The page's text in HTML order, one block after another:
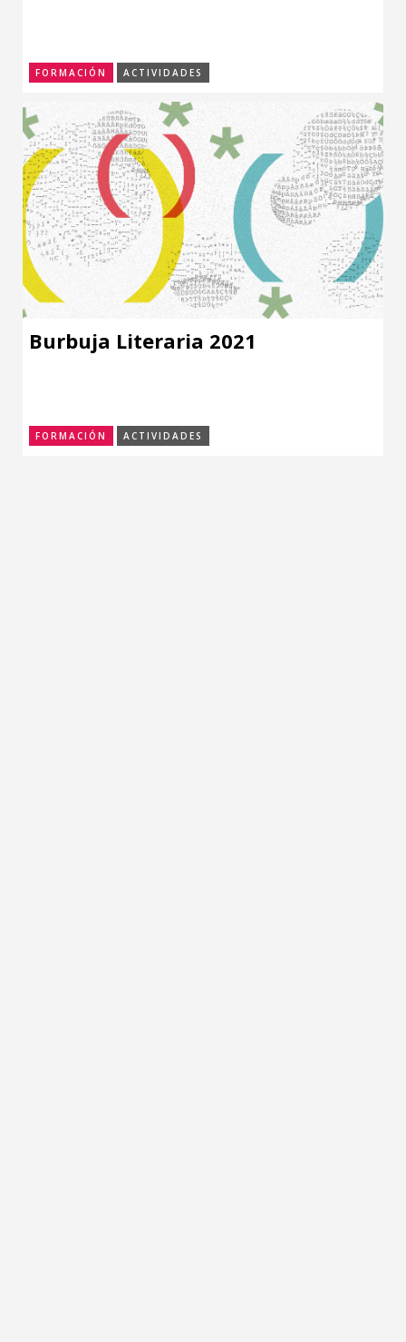
FORMACIÓN ACTIVIDADES
Burbuja Literaria 2021
FORMACIÓN ACTIVIDADES